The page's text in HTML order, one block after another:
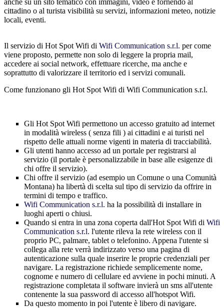
cittadino o al turista visibilità su servizi, informazioni meteo, notizie
locali, eventi.
Il servizio di Hot Spot Wifi di Wifi Communication s.r.l. per come
viene proposto, permette non solo di leggere la propria mail,
accedere ai social network, effettuare ricerche, ma anche e
soprattutto di valorizzare il territorio ed i servizi comunali.
Come funzionano gli Hot Spot Wifi di Wifi Communication s.r.l.
Gli Hot Spot Wifi permettono un accesso gratuito ad internet
in modalità wireless ( senza fili ) ai cittadini e ai turisti nel
rispetto delle attuali norme vigenti in materia di tracciabilità.
Gli utenti hanno accesso ad un portale per registrarsi al
servizio (il portale è personalizzabile in base alle esigenze di
chi offre il servizio).
Chi offre il servizio (ad esempio un Comune o una Comunità
Montana) ha libertà di scelta sul tipo di servizio da offrire in
termini di tempo e traffico.
Wifi Communication s.r.l. ha la possibilità di installare in
luoghi aperti o chiusi.
Quando si entra in una zona coperta dall'Hot Spot Wifi di Wifi
Communication s.r.l. l'utente rileva la rete wireless con il
proprio PC, palmare, tablet o telefonino. Appena l'utente si
collega alla rete verrà indirizzato verso una pagina di
autenticazione sulla quale inserire le proprie credenziali per
navigare. La registrazione richiede semplicemente nome,
cognome e numero di cellulare ed avviene in pochi minuti. A
registrazione completata il software invierà un sms all'utente
contenente la sua password di accesso all'hotspot Wifi.
Da questo momento in poi l'utente è libero di navigare.